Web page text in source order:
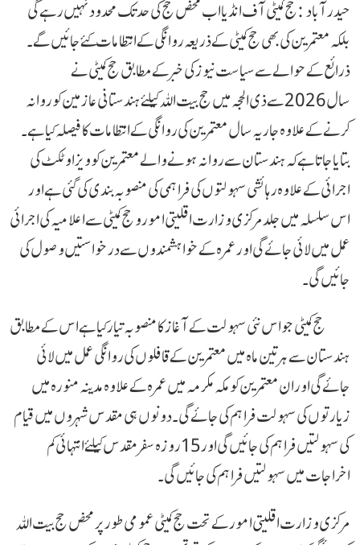
حیدرآباد : حج کمیٹی آف انڈیا اب محض حج کی حد تک محدود نہیں رہے گی
بلکہ معتمرین کی بھی حج کمیٹی کے ذریعہ روانگی کے انتظامات کئے جائیں گے۔
ذرائع کے حوالے سے سیاست نیوز کی خبرکے مطابق حج کمیٹی نے
سال 2026 سے ذی الحجہ میں حج بیت اللہ کیلئے ہندستانی عازمین کو روانہ
کرنے کے علاوہ جاریہ سال معتمرین کی روانگی کے انتظامات کا فیصلہ کیا ہے ۔
بتایاجاتا ہے کہ ہندستان سے روانہ ہونے والے معتمرین کو ویزا و ٹکٹ کی
اجرائی کے علاوہ رہائشی سہولتوں کی فراہمی کی منصوبہ بندی کی گئی ہے اور
اس سلسلہ میں جلد مرکزی وزارت اقلیتی امور و حج کمیٹی سے اعلامیہ کی اجرائی
عمل میں لائی جائے گی اور عمرہ کے خواہشمندوں سے درخواستیں وصول کی
جائیں گی۔
حج کمیٹی جو اس نئی سہولت کے آغاز کا منصوبہ تیار کیاہے اس کے مطابق
ہندستان سے ہر تین ماہ میں معتمرین کے قافلوں کی روانگی عمل میں لائی
جائے گی اور ان معتمرین کو مکہ مکرمہ میں عمرہ کے علاوہ مدینہ منورہ میں
زیارتوں کی سہولت فراہم کی جائے گی ۔دونوں ہی مقدس شہروں میں قیام
کی سہولتیں فراہم کی جائیں گی اور 15روزہ سفر مقدس کیلئے انتہائی کم
اخراجات میں سہولتیں فراہم کی جائیں گی۔
مرکزی وزارت اقلیتی امور کے تحت حج کمیٹی عمومی طور پر محض حج بیت اللہ